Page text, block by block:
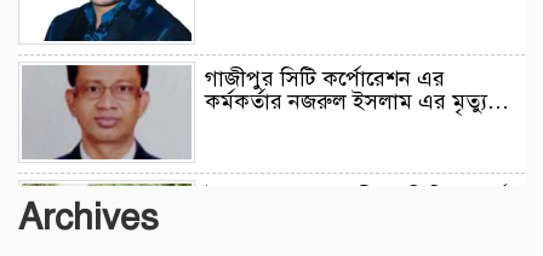
গাজীপুর সিটি কর্পোরেশন এর
কর্মকর্তার নজরুল ইসলাম এর মৃত্যু…
Archives